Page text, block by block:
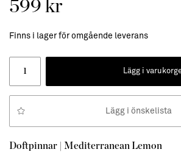
599 kr
Finns i lager för omgående leverans
Lägg i
Lägg i önskelista
Doftpinnar | Mediterranean Lemon